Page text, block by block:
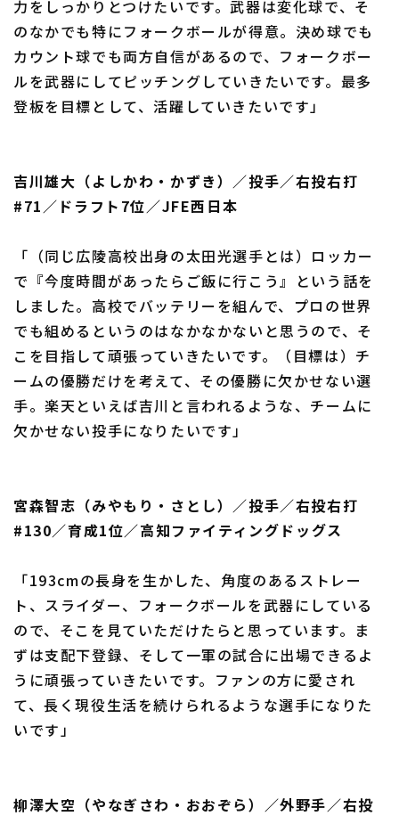
力をしっかりとつけたいです。武器は変化球で、そ
のなかでも特にフォークボールが得意。決め球でも
カウント球でも両方自信があるので、フォークボー
ルを武器にしてピッチングしていきたいです。最多
登板を目標として、活躍していきたいです」
吉川雄大（よしかわ・かずき）／投手／右投右打
#71／ドラフト7位／JFE西日本
「（同じ広陵高校出身の太田光選手とは）ロッカー
で『今度時間があったらご飯に行こう』という話を
しました。高校でバッテリーを組んで、プロの世界
でも組めるというのはなかなかないと思うので、そ
こを目指して頑張っていきたいです。（目標は）チ
ームの優勝だけを考えて、その優勝に欠かせない選
手。楽天といえば吉川と言われるような、チームに
欠かせない投手になりたいです」
宮森智志（みやもり・さとし）／投手／右投右打
#130／育成1位／高知ファイティングドッグス
「193cmの長身を生かした、角度のあるストレー
ト、スライダー、フォークボールを武器にしている
ので、そこを見ていただけたらと思っています。ま
ずは支配下登録、そして一軍の試合に出場できるよ
うに頑張っていきたいです。ファンの方に愛され
て、長く現役生活を続けられるような選手になりた
いです」
柳澤大空（やなぎさわ・おおぞら）／外野手／右投